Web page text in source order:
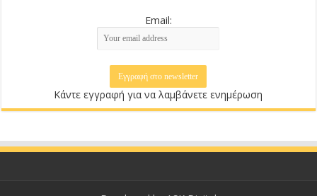
Email:
Κάντε εγγραφή για να λαμβάνετε ενημέρωση